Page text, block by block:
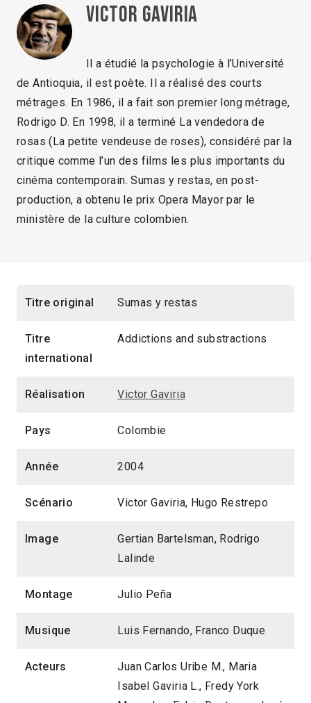
Victor Gaviria
Il a étudié la psychologie à l’Université
de Antioquia, il est poète. Il a réalisé des courts
métrages. En 1986, il a fait son premier long métrage,
Rodrigo D. En 1998, il a terminé La vendedora de
rosas (La petite vendeuse de roses), considéré par la
critique comme l’un des films les plus importants du
cinéma contemporain. Sumas y restas, en post-
production, a obtenu le prix Opera Mayor par le
ministère de la culture colombien.
Titre original Sumas y restas
Titre
international
Addictions and substractions
Réalisation Victor Gaviria
Pays Colombie
Année 2004
Scénario Victor Gaviria, Hugo Restrepo
Image
Gertian Bartelsman, Rodrigo
Lalinde
Montage Julio Peña
Musique Luis Fernando, Franco Duque
Acteurs
Juan Carlos Uribe M., Maria
Isabel Gaviria L., Fredy York